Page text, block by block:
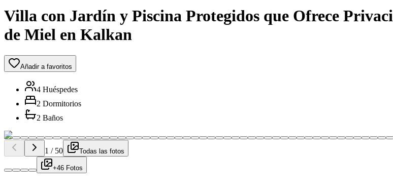
Villa con Jardín y Piscina Protegidos que Ofrece
de Miel en Kalkan
Añadir a favoritos
4 Huéspedes
2 Dormitorios
2 Baños
1 / 50 Todas las fotos
+46 Fotos